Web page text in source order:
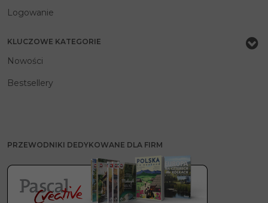
Logowanie
KLUCZOWE KATEGORIE
Nowości
Bestsellery
PRZEWODNIKI DEDYKOWANE DLA FIRM